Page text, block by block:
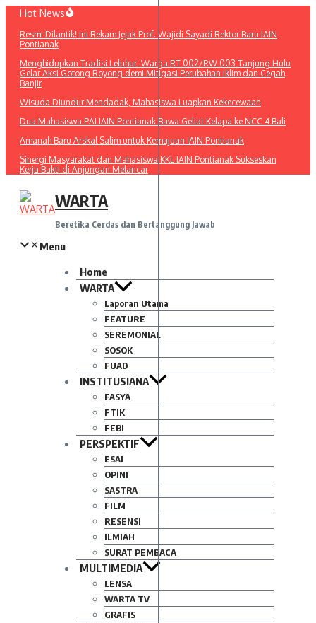
Lewati
konten
Hot News
Resmi Dilantik! Ini Rekam Jejak Prof. Wajidi Sayadi Rektor Baru IAIN
Pontianak
Menghidupkan Tradisi Leluhur: Warga RT 002/RW 003 Tanjung Hulu
Gelar Aksi Gotong Royong demi Mitigasi Perubahan Iklim dan Cegah
Banjir
Wisuda Diundur Mendadak, Mahasiswa Luapkan Kekecewaan
Dua Mahasiswa PAI IAIN Pontianak Bawa Geliat Kelapa ke NCC 4 Bali
Amanah Baru Arskal Salim untuk Kemajuan IAIN Pontianak
Sinergi Masyarakat dan Mahasiswa KKL IAIN Pontianak Sukseskan
Kerja Bakti di Anjungan Melancar
WARTA
Beretika Cerdas dan Bertanggung Jawab
Menu
Home
WARTA
Laporan Utama
FEATURE
SEREMONIAL
SOSOK
FUAD
INSTITUSIANA
FASYA
FTIK
FEBI
PERSPEKTIF
ESAI
OPINI
SASTRA
FILM
RESENSI
ILMIAH
SURAT PEMBACA
MULTIMEDIA
LENSA
WARTA TV
GRAFIS